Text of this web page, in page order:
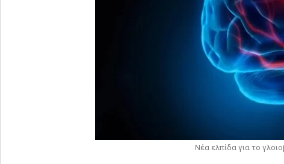
Νέα ελπίδα για το